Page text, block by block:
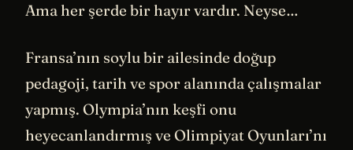
Ama her şerde bir hayır vardır. Neyse…
Fransa’nın soylu bir ailesinde doğup
pedagoji, tarih ve spor alanında çalışmalar
yapmış. Olympia’nın keşfi onu
heyecanlandırmış ve Olimpiyat Oyunları’nı